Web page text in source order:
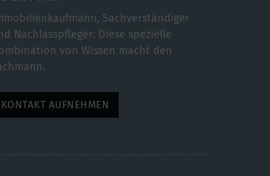
Sachverständiger
Nachlasspfleger: Diese spezielle
von Wissen macht den
KONTAKT AUFNEHMEN